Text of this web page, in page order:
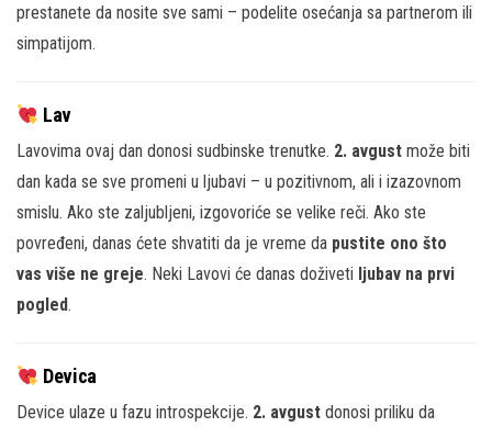
prestanete da nosite sve sami – podelite osećanja sa partnerom ili
simpatijom.
Lav
Lavovima ovaj dan donosi sudbinske trenutke. 2. avgust može biti
dan kada se sve promeni u ljubavi – u pozitivnom, ali i izazovnom
smislu. Ako ste zaljubljeni, izgovoriće se velike reči. Ako ste
povređeni, danas ćete shvatiti da je vreme da pustite ono što
vas više ne greje. Neki Lavovi će danas doživeti ljubav na prvi
pogled.
Devica
Device ulaze u fazu introspekcije. 2. avgust donosi priliku da